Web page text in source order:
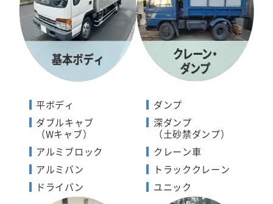
平ボディ
ダブルキャブ
（Wキャブ）
アルミブロック
アルミバン
ドライバン
ダンプ
深ダンプ
（土砂禁ダンプ）
クレーン車
トラッククレーン
ユニック